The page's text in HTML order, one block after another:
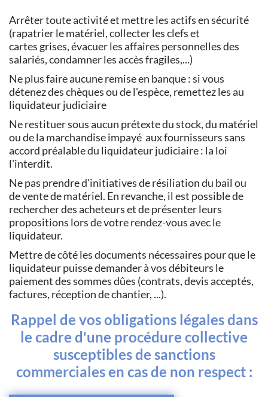
Arrêter toute activité et mettre les actifs en sécurité
(rapatrier le matériel, collecter les clefs et
cartes grises, évacuer les affaires personnelles des
salariés, condamner les accès fragiles,...)
Ne plus faire aucune remise en banque : si vous
détenez des chèques ou de l'espèce, remettez les au
liquidateur judiciaire
Ne restituer sous aucun prétexte du stock, du matériel
ou de la marchandise impayé aux fournisseurs sans
accord préalable du liquidateur judiciaire : la loi
l'interdit.
Ne pas prendre d'initiatives de résiliation du bail ou
de vente de matériel. En revanche, il est possible de
rechercher des acheteurs et de présenter leurs
propositions lors de votre rendez-vous avec le
liquidateur.
Mettre de côté les documents nécessaires pour que le
liquidateur puisse demander à vos débiteurs le
paiement des sommes dûes (contrats, devis acceptés,
factures, réception de chantier, ...).
Rappel de vos obligations légales dans
le cadre d'une procédure collective
susceptibles de sanctions
commerciales en cas de non respect :